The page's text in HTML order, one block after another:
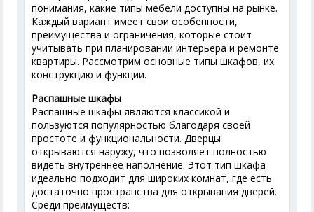
понимания, какие типы мебели доступны на рынке.
Каждый вариант имеет свои особенности,
преимущества и ограничения, которые стоит
учитывать при планировании интерьера и ремонте
квартиры. Рассмотрим основные типы шкафов, их
конструкцию и функции.
Распашные шкафы
Распашные шкафы являются классикой и
пользуются популярностью благодаря своей
простоте и функциональности. Дверцы
открываются наружу, что позволяет полностью
видеть внутреннее наполнение. Этот тип шкафа
идеально подходит для широких комнат, где есть
достаточно пространства для открывания дверей.
Среди преимуществ: